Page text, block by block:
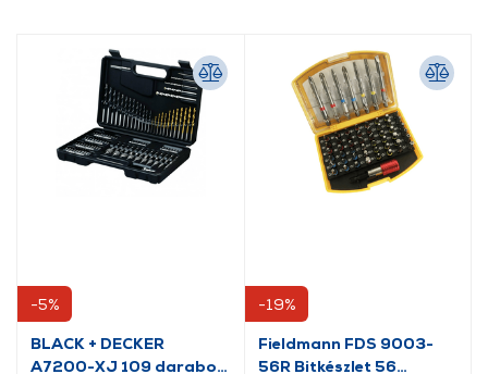
-5%
BLACK + DECKER
A7200-XJ 109 darabos
-19%
Fieldmann FDS 9003-
56R Bitkészlet 56